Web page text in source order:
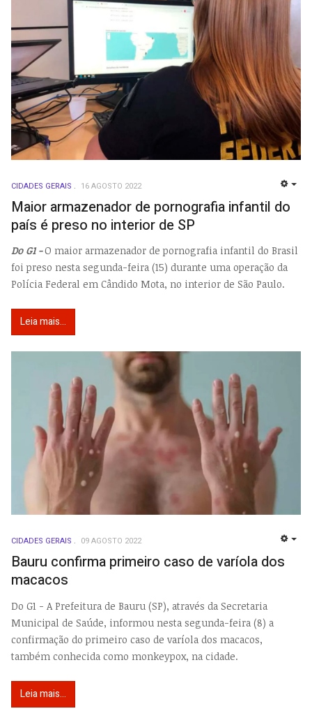
CIDADES GERAIS 16 AGOSTO 2022
Maior armazenador de pornografia infantil do
país é preso no interior de SP
Do G1 -O maior armazenador de pornografia infantil do Brasil
foi preso nesta segunda-feira (15) durante uma operação da
Polícia Federal em Cândido Mota, no interior de São Paulo.
Leia mais...
CIDADES GERAIS 09 AGOSTO 2022
Bauru confirma primeiro caso de varíola dos
macacos
Do G1 - A Prefeitura de Bauru (SP), através da Secretaria
Municipal de Saúde, informou nesta segunda-feira (8) a
confirmação do primeiro caso de varíola dos macacos,
também conhecida como monkeypox, na cidade.
Leia mais...